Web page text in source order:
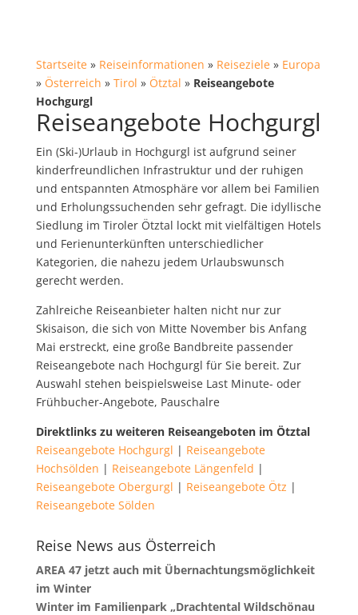
Startseite» Reiseinformationen » Reiseziele» Europa
» Österreich » Tirol » Ötztal » Reiseangebote
Hochgurgl
Reiseangebote Hochgurgl
Ein (Ski-)Urlaub in Hochgurgl ist aufgrund seiner
kinderfreundlichen Infrastruktur und der ruhigen
und entspannten Atmosphäre vor allem bei Familien
und Erholungssuchenden sehr gefragt. Die idyllische
Siedlung im Tiroler Ötztal lockt mit vielfältigen Hotels
und Ferienunterkünften unterschiedlicher
Kategorien, die nahezu jedem Urlaubswunsch
gerecht werden.
Zahlreiche Reiseanbieter halten nicht nur zur
Skisaison, die sich von Mitte November bis Anfang
Mai erstreckt, eine große Bandbreite passender
Reiseangebote nach Hochgurgl für Sie bereit. Zur
Auswahl stehen beispielsweise Last Minute- oder
Frühbucher-Angebote, Pauschalre
Direktlinks zu weiteren Reiseangeboten im Ötztal
Reiseangebote Hochgurgl | Reiseangebote
Hochsölden | Reiseangebote Längenfeld |
Reiseangebote Obergurgl | Reiseangebote Ötz |
Reiseangebote Sölden
Reise News aus Österreich
AREA 47 jetzt auch mit Übernachtungsmöglichkeit
im Winter
Winter im Familienpark „Drachtental Wildschönau